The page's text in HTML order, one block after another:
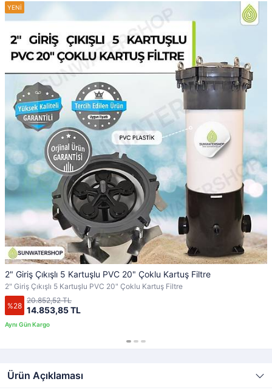
2" Giriş Çıkışlı 5 Kartuşlu PVC 20" Çoklu Kartuş Filtre
2" Giriş Çıkışlı 5 Kartuşlu PVC 20" Çoklu Kartuş Filtre
%28 14.853,85 TL
20.852,52 TL
Ürün Açıklaması